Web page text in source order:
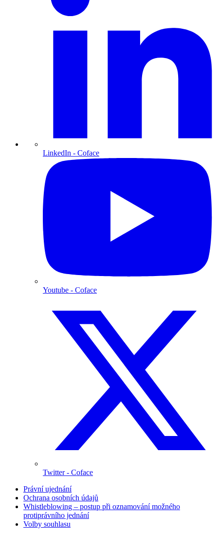
LinkedIn - Coface
Youtube - Coface
Twitter- Coface
Právní ujednání
Ochrana osobních údajů
Whistleblowing – postup při oznamování možného
protiprávního jednání
Volby souhlasu